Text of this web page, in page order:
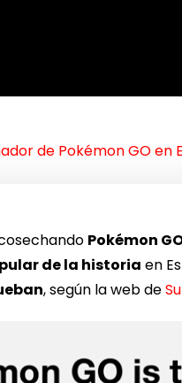
de Pokémon GO en
Pokémon
de la historia en
, según la web de